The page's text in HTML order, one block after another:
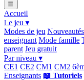
☰
Accueil
Le jeu ▾
Modes de jeu
enseignant Mode famille
parent Jeu gratuit
Par niveau ▾
CE1 CE2 CM1 CM2
Enseignants 📖 Tutoriels